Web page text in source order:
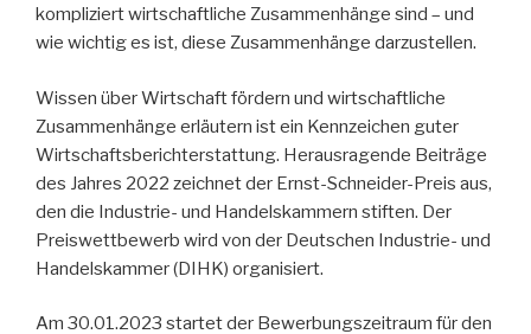
kompliziert wirtschaftliche Zusammenhänge sind – und
wie wichtig es ist, diese Zusammenhänge darzustellen.
Wissen über Wirtschaft fördern und wirtschaftliche
Zusammenhänge erläutern ist ein Kennzeichen guter
Wirtschaftsberichterstattung. Herausragende Beiträge
des Jahres 2022 zeichnet der Ernst-Schneider-Preis aus,
den die Industrie- und Handelskammern stiften. Der
Preiswettbewerb wird von der Deutschen Industrie- und
Handelskammer (DIHK) organisiert.
Am 30.01.2023 startet der Bewerbungszeitraum für den